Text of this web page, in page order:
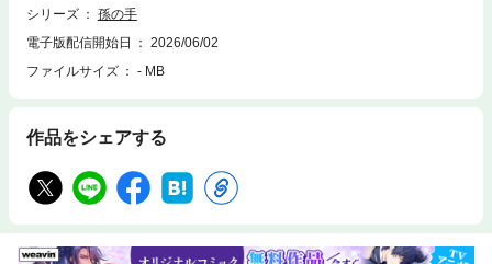
シリーズ
孫の手
電子版配信開始日
2026/06/02
ファイルサイズ
- MB
作品をシェアする